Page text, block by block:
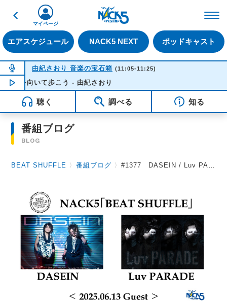
戻る
エアスケジュール NACK5 NEXT ポッドキャスト
マイページ
NOW ON AIR
由紀さおり 音楽の宝石箱 (11:05-11:25)
NOW PLAYING 11:09
向いて歩こう - 由紀さおり
聴く 調べる 知る
番組ブログ
BLOG
BEAT SHUFFLE 〉番組ブログ 〉#1377 DASEIN / Luv PARADE 2025.6.13